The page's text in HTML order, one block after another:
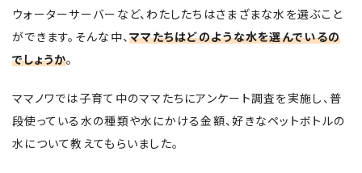
ウォーターサーバーなど、わたしたちはさまざまな水を選ぶこと
ができます。そんな中、ママたちはどのような水を選んでいるの
でしょうか。
ママノワでは子育て中のママたちにアンケート調査を実施し、普
段使っている水の種類や水にかける金額、好きなペットボトルの
水について教えてもらいました。